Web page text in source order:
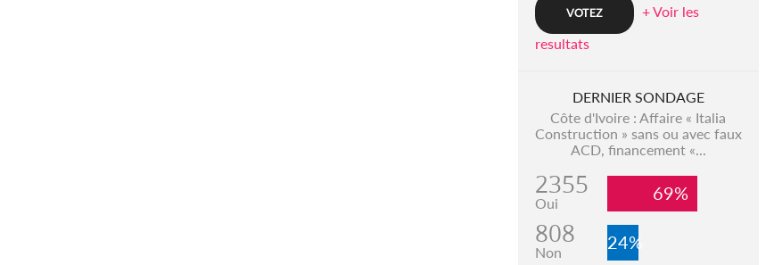
+ Voir les
resultats
DERNIER SONDAGE
Côte d'Ivoire : Affaire « Italia
Construction » sans ou avec faux
ACD, financement «...
2355
Oui 69%
808
Non 24%